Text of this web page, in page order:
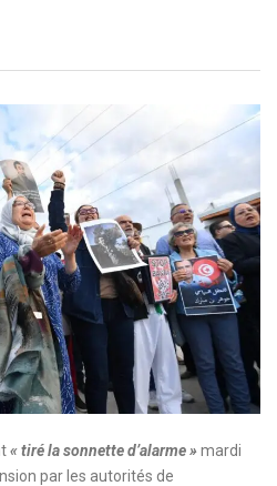
« tiré la sonnette d’alarme »mardi
par les autorités de